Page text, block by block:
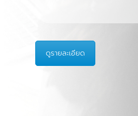
ดูรายละเอียด